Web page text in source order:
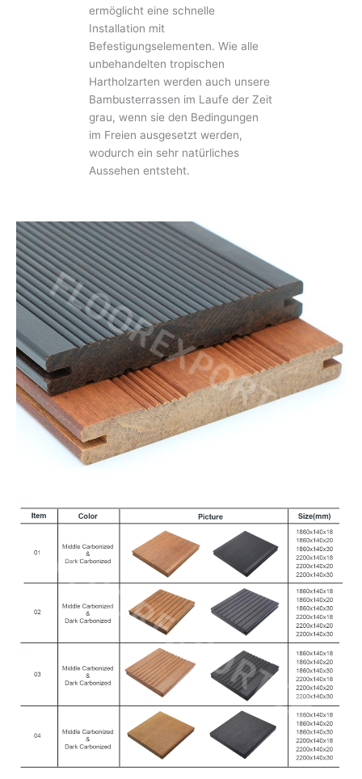
ermöglicht eine schnelle
Installation mit
Befestigungselementen. Wie alle
unbehandelten tropischen
Hartholzarten werden auch unsere
Bambusterrassen im Laufe der Zeit
grau, wenn sie den Bedingungen
im Freien ausgesetzt werden,
wodurch ein sehr natürliches
Aussehen entsteht.